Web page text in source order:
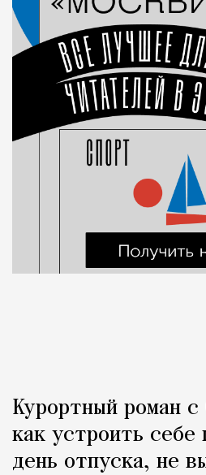
Курортный роман с
как устроить себе
день отпуска, не